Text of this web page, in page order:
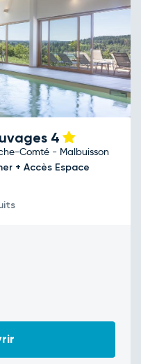
4
Comté - Malbuisson
+ Accès Espace